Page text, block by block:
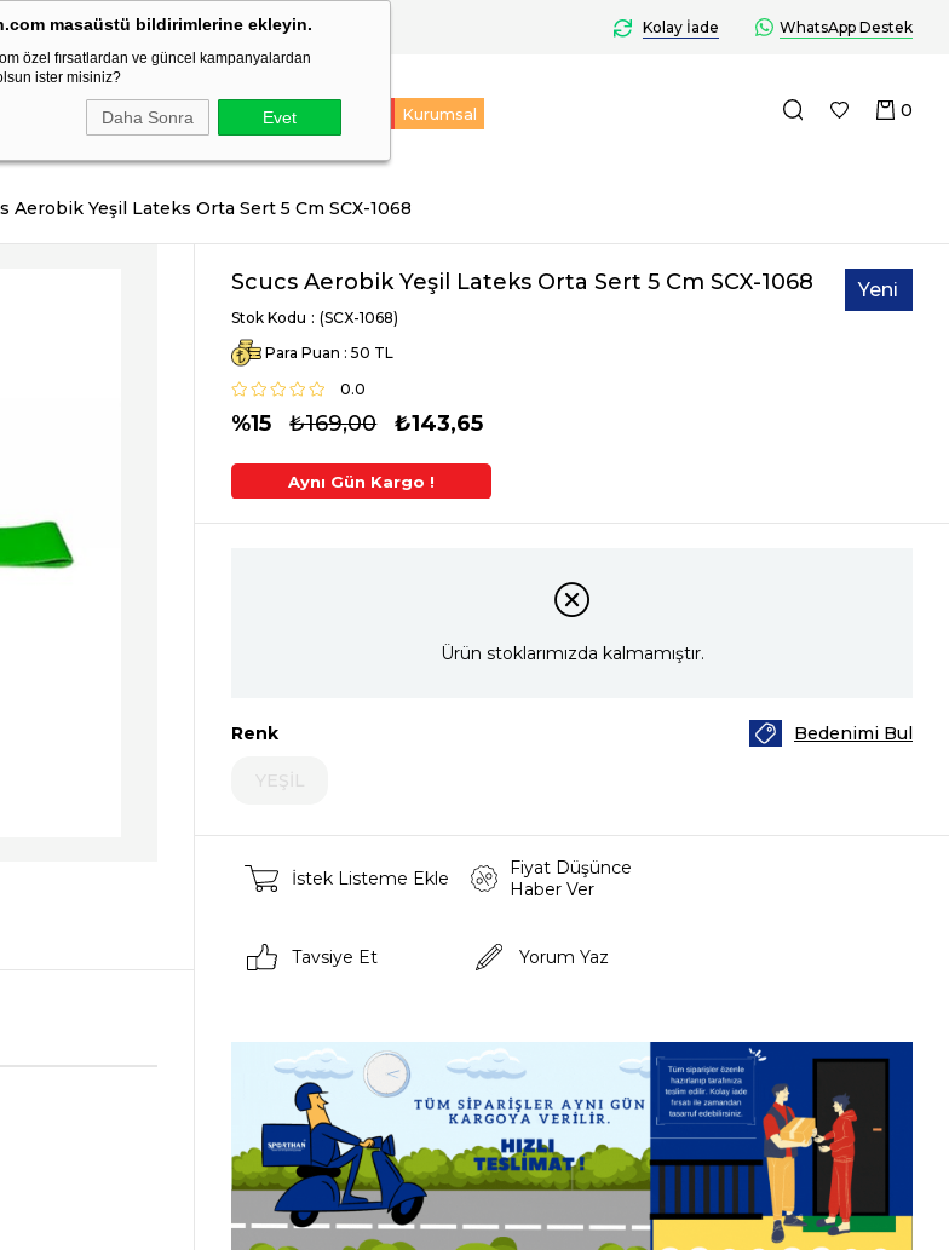
masaüstü bildirimlerine ekleyin.
özel fırsatlardan ve güncel kampanyalardan
ister misiniz?
Daha Sonra Evet
SİPARİŞLER AYNI GÜN KARGODA! Kolay İade WhatsApp Destek
Spor Malzemeleri Takım Sporları Kurumsal 0
Aerobik Yeşil Lateks Orta Sert 5 Cm SCX-1068
Scucs Aerobik Yeşil Lateks Orta Sert 5 Cm SCX-1068
Yeni
Stok Kodu
(SCX-1068)
Para Puan : 50
0.0
15 ₺169,00 ₺143,65
Aynı Gün Kargo !
Ürün stoklarımızda kalmamıştır.
Renk
YEŞİL
Bedenimi Bul
İstek Listeme Ekle
Fiyat Düşünce
Haber Ver
Tavsiye Et Yorum Yaz